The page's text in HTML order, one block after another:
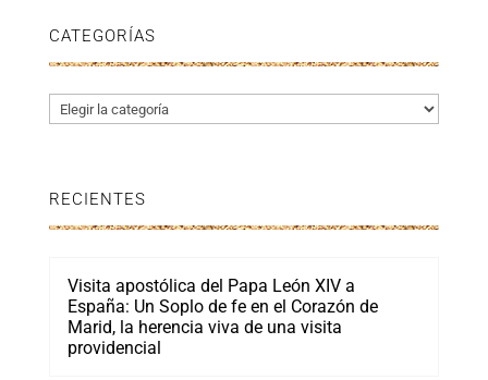
CATEGORÍAS
Categorías
RECIENTES
Visita apostólica del Papa León XIV a
España: Un Soplo de fe en el Corazón de
Marid, la herencia viva de una visita
providencial